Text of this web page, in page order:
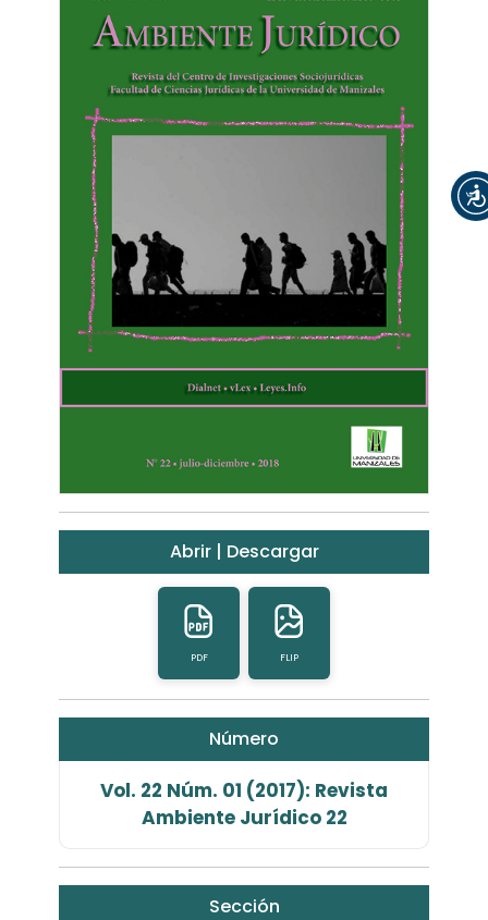
Abrir | Descargar
PDF FLIP
Número
Vol. 22 Núm. 01 (2017): Revista
Ambiente Jurídico 22
Sección